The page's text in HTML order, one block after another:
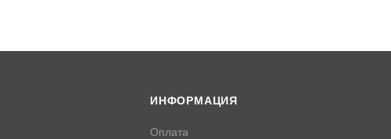
ИНФОРМАЦИЯ
Оплата